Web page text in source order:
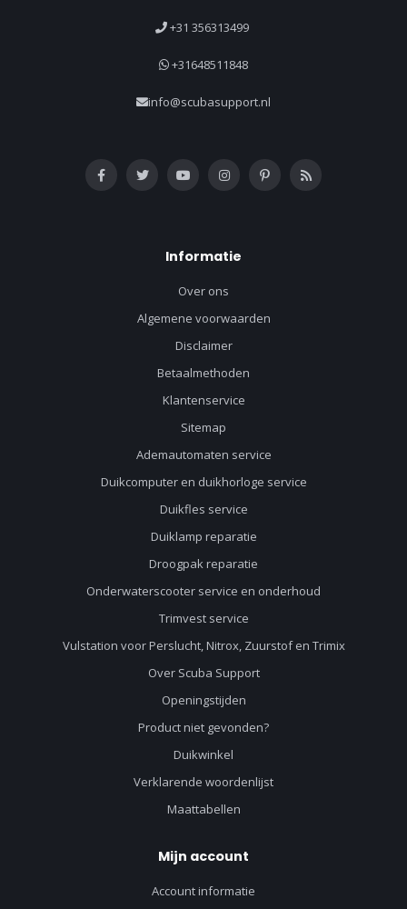
+31 356313499
+31648511848
info@scubasupport.nl
Informatie
Over ons
Algemene voorwaarden
Disclaimer
Betaalmethoden
Klantenservice
Sitemap
Ademautomaten service
Duikcomputer en duikhorloge service
Duikfles service
Duiklamp reparatie
Droogpak reparatie
Onderwaterscooter service en onderhoud
Trimvest service
Vulstation voor Perslucht, Nitrox, Zuurstof en Trimix
Over Scuba Support
Openingstijden
Product niet gevonden?
Duikwinkel
Verklarende woordenlijst
Maattabellen
Mijn account
Account informatie